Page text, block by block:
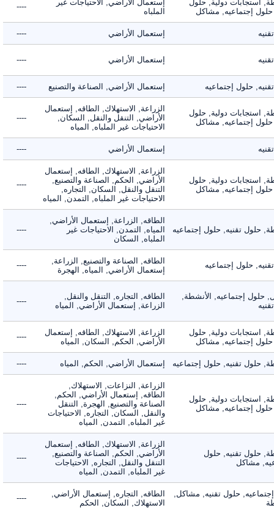
استجابات دولية, حلول
إجتماعيه, مشاكل
إستعمال الأراضي, الاحتياجات غير
الملباه
----
إستعمال الأراضي ----
إستعمال الأراضي ----
حلول إجتماعيه إستعمال الأراضي, الصناعة والتصنيع ----
استجابات دولية, حلول
إجتماعيه, مشاكل
الزراعة, الاستهلاك, الطاقه, إستعمال
الأراضي, التنقل والنقل, السكان,
الاحتياجات غير الملباه, المياه
----
إستعمال الأراضي ----
استجابات دولية, حلول
إجتماعيه, مشاكل
الزراعة, الاستهلاك, الطاقه, إستعمال
الأراضي, الحكم, الصناعة والتصنيع,
التنقل والنقل, السكان, التجاره,
الاحتياجات غير الملباه, التمدن, المياه
----
حلول تقنيه, حلول إجتماعيه
الطاقه, الزراعة, إستعمال الأراضي,
المياه, التمدن, الاحتياجات غير
الملباه, السكان
----
حلول إجتماعيه
الطاقه, الصناعة والتصنيع, الزراعة,
إستعمال الأراضي, المياه, الهجرة
----
إجتماعيه, الأنشطة,
الطاقه, التجاره, التنقل والنقل,
الزراعة, إستعمال الأراضي, المياه
----
استجابات دولية, حلول
إجتماعيه, مشاكل
الزراعة, الاستهلاك, الطاقه, إستعمال
الأراضي, الحكم, السكان, المياه
----
حلول تقنيه, حلول إجتماعيه إستعمال الأراضي, الحكم, المياه ----
استجابات دولية, حلول
إجتماعيه, مشاكل
الزراعة, النزاعات, الاستهلاك,
الطاقه, إستعمال الأراضي, الحكم,
الصناعة والتصنيع, الهجرة, التنقل
والنقل, السكان, التجاره, الاحتياجات
غير الملباه, التمدن, المياه
----
حلول تقنيه, حلول
مشاكل
الزراعة, الاستهلاك, الطاقه, إستعمال
الأراضي, الحكم, الصناعة والتصنيع,
التنقل والنقل, التجاره, الاحتياجات
غير الملباه, التمدن, المياه
----
حلول تقنيه, مشاكل,
الطاقه, التجاره, إستعمال الأراضي,
الاستهلاك, السكان, الحكم
----